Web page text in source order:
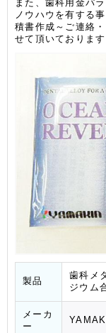
また、歯科用金パ
ノウハウを有する
積書作成～ご連絡
せて頂いております
製品
歯科メ
ジウム
メーカ
ー